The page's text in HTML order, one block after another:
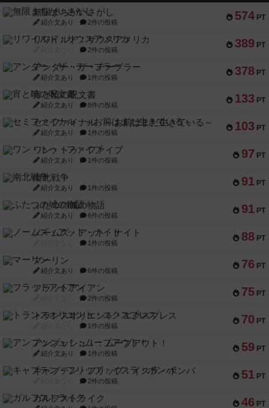
574 PT
無限まちがいさがし
紹介文あり 2件の投稿
389 PT
リワイルド：サウスアメリカ
2件の投稿
378 PT
アンダー・ザ・テーブラー
紹介文あり 1件の投稿
133 PT
宵と暁の呪文書
紹介文あり 8件の投稿
103 PT
セミファイナル ～お前はまだ生きている～
紹介文あり 1件の投稿
97 PT
ワン・トゥ・ファイブ
紹介文あり 1件の投稿
91 PT
南北戦争
紹介文あり 1件の投稿
91 PT
ふたつの城の物語
紹介文あり 6件の投稿
88 PT
ノームズ・アット・ナイト
1件の投稿
76 PT
マーリン
紹介文あり 6件の投稿
75 PT
フラットアイアン
2件の投稿
70 PT
トランスオリエント・エクスプレス
1件の投稿
59 PT
アンブッシュ！：ムーブアウト！
紹介文あり 1件の投稿
51 PT
キャプテン・フリップ：イスラ・ボンバ
2件の投稿
46 PT
ガルフストライク